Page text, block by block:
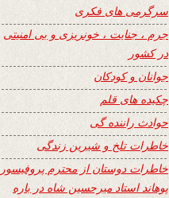
سرگرمی های فکری
جرم ، جنایت ، خونریزی و بی امنیتی
در کشور
جوانان و کودکان
چکیده های قلم
حوادث راننده گی
خاطرات تلخ و شیرین زندگی
خاطرات دوستان از محترم پروفیسور
پوهاند استاد میرحسین شاه در باره